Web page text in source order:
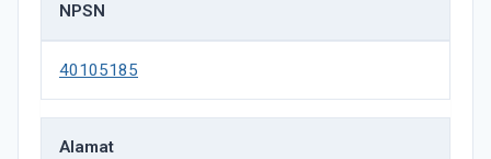
NPSN
40105185
Alamat